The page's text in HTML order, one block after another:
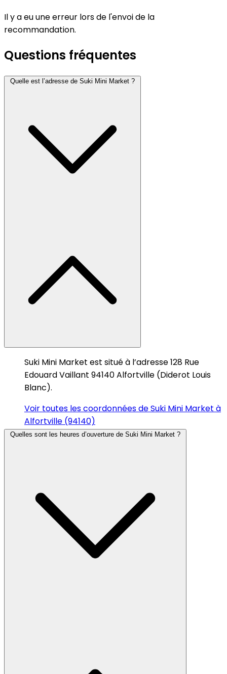
Il y a eu une erreur lors de l'envoi de la
recommandation.
Questions fréquentes
Quelle est l’adresse de Suki Mini Market ?
Suki Mini Market est situé à l’adresse 128 Rue
Edouard Vaillant 94140 Alfortville (Diderot Louis
Blanc).
Voir toutes les coordonnées de Suki Mini Market à
Alfortville (94140)
Quelles sont les heures d’ouverture de Suki Mini Market ?